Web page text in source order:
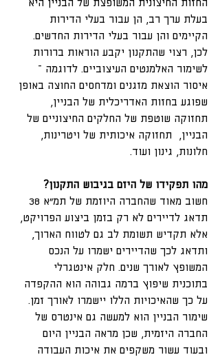
החזות החיצונית המשופצת של הבניין היא
בעלת ערך רב, הן עבור בעלי הדירות
הקיימים והן עבור בעלי הדירות החדשים.
לכן, רצוי שהתקנון יקבע הוראות ברורות
לשימור האלמנטים העיצוביים. לדוגמה –
איסור הוצאת מזגנים ומדחסים החוצה באופן
שפוגע בחזות האדריכלית של הבניין,
תחזוקה שוטפת של החלקים החיצוניים של
הבניין,  תחזוקה איכותית של ויטרינות,
חלונות, גינון ועוד.
מהו תפקידו של היזם בגיבוש התקנון?
תדאג לדיירים לא רק בזמן ביצוע הפרויקט,
אלא תקדיש תשומת לב גם לטווח הארוך,
ותדאג לכך שהדיירים ישמרו על הנכס
המשופץ לאורך שנים. חלק אינטגרלי
בתוכנית שיפוץ ברמה גבוהה הוא ההקפדה
על כך שהאיכויות הללו יישמרו לאורך זמן.
שימור הבניין הוא למעשה גם אינטרס של
החברה היזמית, שכן מראה הבניין היום
ובעוד עשור משקפים את איכות העבודה